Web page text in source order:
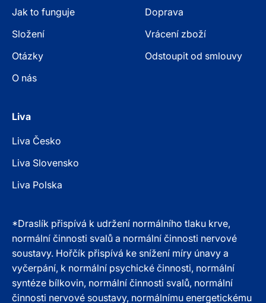
Jak to funguje
Složení
Otázky
O nás
Doprava
Vrácení zboží
Odstoupit od smlouvy
Liva
Liva Česko
Liva Slovensko
Liva Polska
*Draslík přispívá k udržení normálního tlaku krve,
normální činnosti svalů a normální činnosti nervové
soustavy. Hořčík přispívá ke snížení míry únavy a
vyčerpání, k normální psychické činnosti, normální
syntéze bílkovin, normální činnosti svalů, normální
činnosti nervové soustavy, normálnímu energetickému